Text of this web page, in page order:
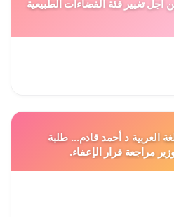
تغيير فئة الفضاءات الطبيعية
العربية د أحمد قادم... طلبة
مراجعة قرار الإعفاء.